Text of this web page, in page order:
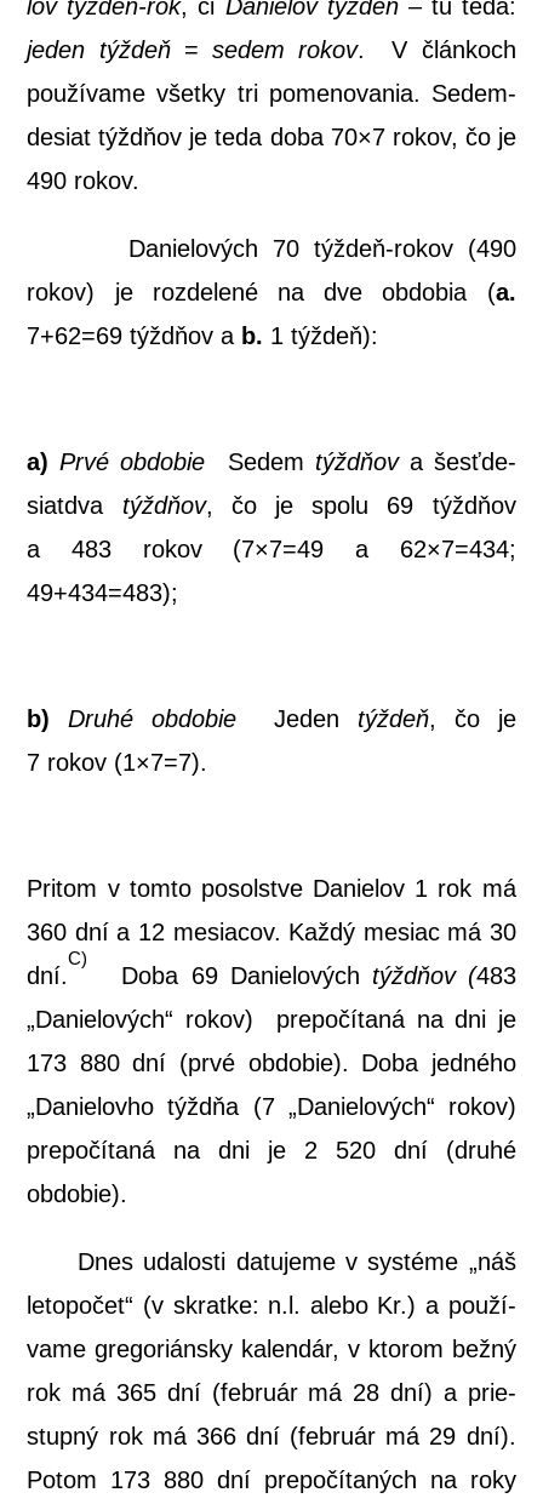
lov týž­deň-rok, či Danie­lov týž­deň – tu teda:
jeden týž­deň= sedem rokov. V člán­koch
pou­ží­va­me všet­ky tri pome­no­va­nia. Sedem­
de­siat týž­dňov je teda doba 70×7 rokov, čo je
490 rokov.
Danie­lo­vých 70 týž­deň-rokov (490
rokov) je roz­de­le­né na dve obdo­bia (a.
7+62=69 týž­dňov a b. 1 týždeň):
a) Prvé obdo­bie Sedem týž­dňova šesť­de­
siatd­va týž­dňov, čo je spo­lu 69 týž­dňov
a 483 rokov (7×7=49 a 62×7=434;
49+434=483);
b) Dru­hé obdo­bie Jeden týž­deň, čo je
7 rokov (1×7=7).
Pri­tom v tom­to posols­tve Danie­lov 1 rok má
360 dní a 12 mesia­cov. Kaž­dý mesiac má 30
dní.
C)
Doba 69 Danie­lo­vých týž­dňov (483
„Danie­lo­vých“ rokov) pre­po­čí­ta­ná na dni je
173 880 dní (prvé obdo­bie). Doba jed­né­ho
„Danie­lov­ho týžd­ňa (7 „Danie­lo­vých“ rokov)
pre­po­čí­ta­ná na dni je 2 520 dní (dru­hé
obdobie).
Dnes uda­los­ti datu­je­me v sys­té­me „náš
leto­po­čet“ (v skrat­ke: n.l. ale­bo Kr.) a pou­ží­
va­me gre­go­rián­sky kalen­dár, v kto­rom bež­ný
rok má 365 dní (feb­ru­ár má 28 dní) a prie­
stup­ný rok má 366 dní (feb­ru­ár má 29 dní).
Potom 173 880 dní pre­po­čí­ta­ných na roky